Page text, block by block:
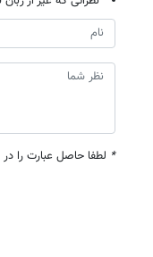
* لطفا حاصل عبارت را